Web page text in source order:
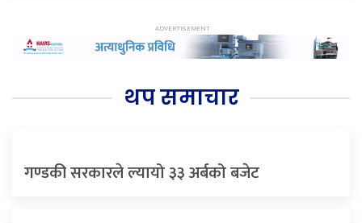
थप समाचार
गण्डकी सरकारले ल्यायो ३३ अर्बको बजेट